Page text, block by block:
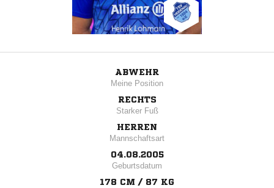
ABWEHR
Meine Position
RECHTS
Starker Fuß
HERREN
Mannschaftsart
04.08.2005
Geburtsdatum
178 CM / 87 KG